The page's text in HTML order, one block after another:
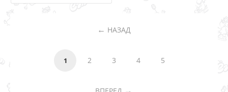
НАЗАД
1 2 3 4 5